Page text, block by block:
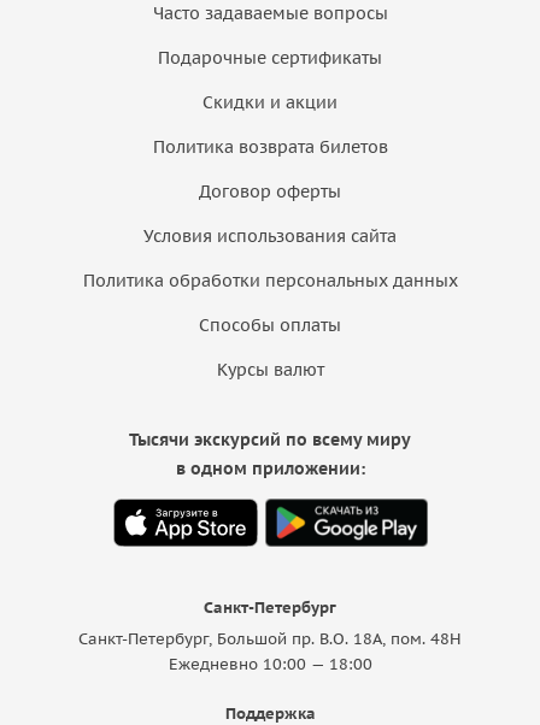
Часто задаваемые вопросы
Подарочные сертификаты
Скидки и акции
Политика возврата билетов
Договор оферты
Условия использования сайта
Политика обработки персональных данных
Способы оплаты
Курсы валют
Санкт-Петербург
Санкт-Петербург, Большой пр. В.О. 18A, пом. 48Н
Ежедневно 10:00 — 18:00
Поддержка
Тысячи экскурсий по всему миру
в одном приложении: